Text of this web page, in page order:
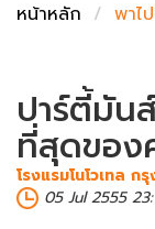
หน้าหลัก
พาไ
ปาร์ตี้มัน
ที่สุดของ
โรงแรมโนโวเทล ก
05 Jul 2555